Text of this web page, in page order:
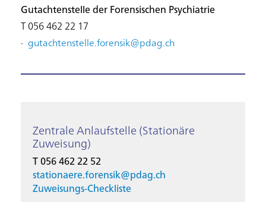
Gutachtenstelle der Forensischen Psychiatrie
T 056 462 22 17
· gutachtenstelle.forensik@pdag.ch
Zentrale Anlaufstelle (Stationäre
Zuweisung)
T 056 462 22 52
stationaere.forensik@pdag.ch
Zuweisungs-Checkliste